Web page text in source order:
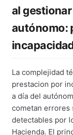
al
autónomo:
La complejidad
prestacion por
a día del
cometan errores
detectables por
Hacienda. El